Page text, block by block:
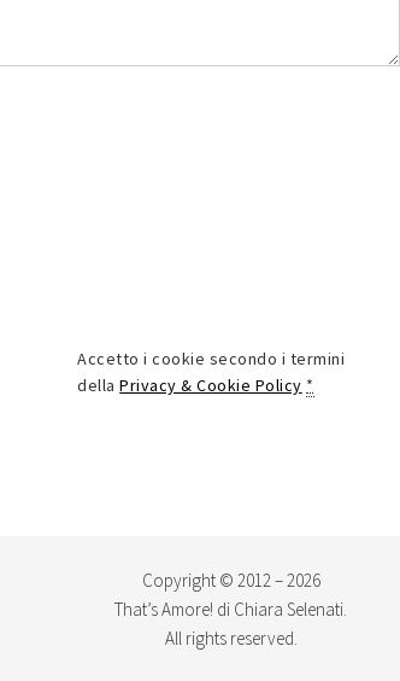
Accetto i cookie secondo i termini
dellaPrivacy & Cookie Policy *
Copyright © 2012 – 2026
That’s Amore! di Chiara Selenati.
All rights reserved.